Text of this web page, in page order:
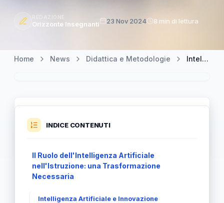
REDAZIONE
Orizzonte Insegnanti 23 Nov 2024 8 min di lettura
Home News Didattica e Metodologie Intelligenza Artificiale e Istruzione: Rivoluzionare il Modo di Imparare
INDICE CONTENUTI
Il Ruolo dell'Intelligenza Artificiale
nell'Istruzione: una Trasformazione
Necessaria
Intelligenza Artificiale e Innovazione